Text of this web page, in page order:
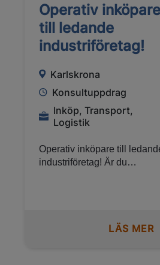
Operativ inköpare
till ledande
industriföretag!
Karlskrona
Konsultuppdrag
Inköp, Transport,
Logistik
Operativ inköpare till
industriföretag! Är du
inom inköp, logistik och
LÄS MER